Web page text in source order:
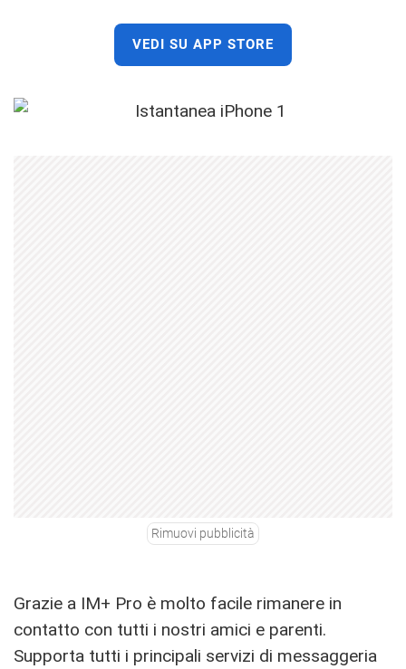
VEDI SU APP STORE
Rimuovi pubblicità
Grazie a IM+ Pro è molto facile rimanere in
contatto con tutti i nostri amici e parenti.
Supporta tutti i principali servizi di messaggeria